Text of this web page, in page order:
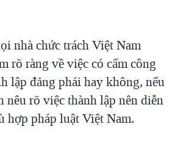
nhà chức trách Việt Nam
rõ ràng về việc có cấm công
lập đảng phái hay không, nếu
nêu rõ việc thành lập nên diễn
hợp pháp luật Việt Nam.